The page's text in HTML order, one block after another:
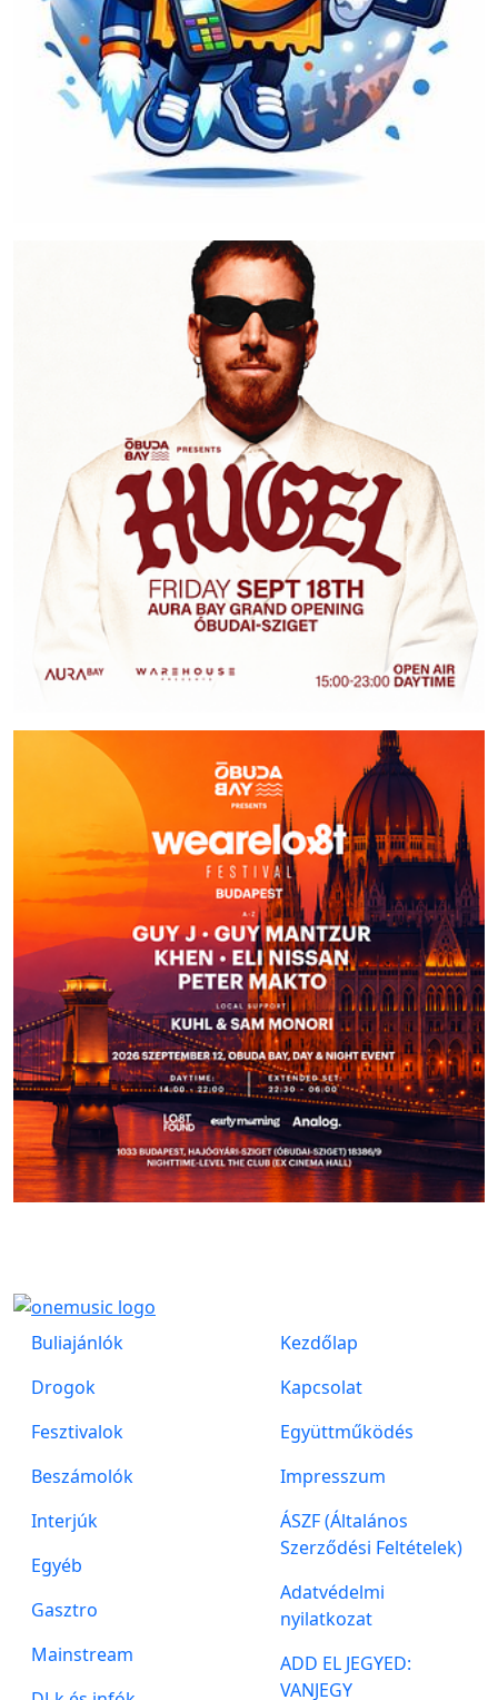
Buliajánlók
Drogok
Fesztivalok
Beszámolók
Interjúk
Egyéb
Gasztro
Mainstream
Kezdőlap
Kapcsolat
Együttműködés
Impresszum
ÁSZF (Általános
Szerződési Feltételek)
Adatvédelmi
nyilatkozat
ADD EL JEGYED:
VANJEGY